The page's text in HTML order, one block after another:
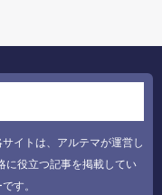
イトは、アルテマが運営し
に役立つ記事を掲載してい
す。